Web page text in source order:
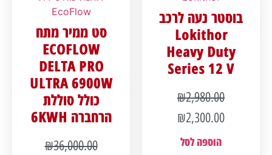
בוסטר נעה לרכב
Lokithor
Heavy Duty
Series 12 V
₪2,980.00
₪2,300.00
הוספה לסל
EcoFlow
סט ממיר מתח
ECOFLOW
DELTA PRO
ULTRA 6900W
כולל סוללת
הרחברה 6KWH
₪36,000.00